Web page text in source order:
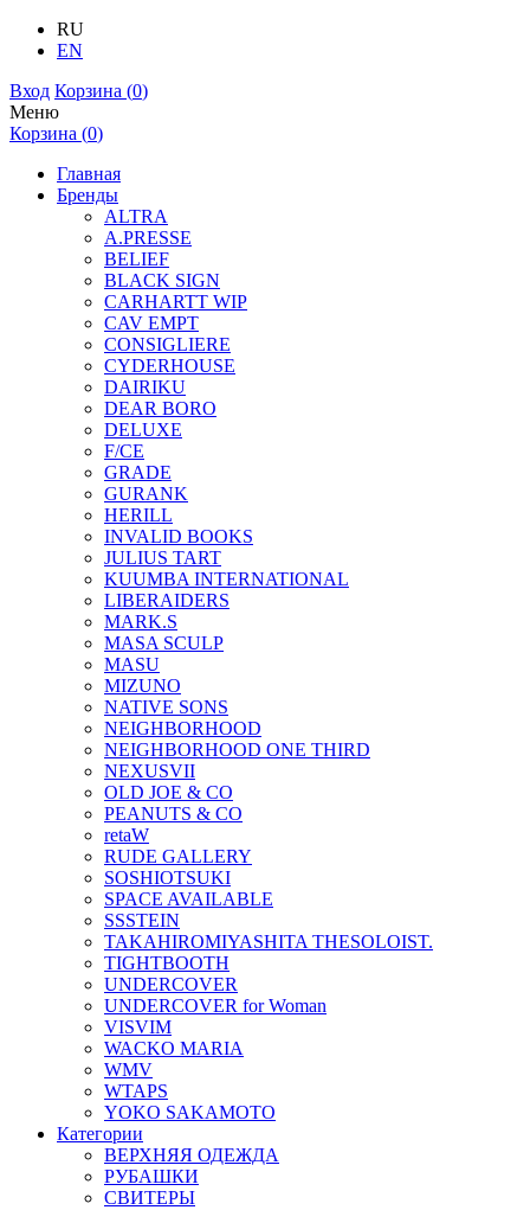
RU
EN
Вход Корзина (0)
Меню
Корзина (0)
Главная
Бренды
ALTRA
A.PRESSE
BELIEF
BLACK SIGN
CARHARTT WIP
CAV EMPT
CONSIGLIERE
CYDERHOUSE
DAIRIKU
DEAR BORO
DELUXE
F/CE
GRADE
GURANK
HERILL
INVALID BOOKS
JULIUS TART
KUUMBA INTERNATIONAL
LIBERAIDERS
MARK.S
MASA SCULP
MASU
MIZUNO
NATIVE SONS
NEIGHBORHOOD
NEIGHBORHOOD ONE THIRD
NEXUSVII
OLD JOE & CO
PEANUTS & CO
retaW
RUDE GALLERY
SOSHIOTSUKI
SPACE AVAILABLE
SSSTEIN
TAKAHIROMIYASHITA THESOLOIST.
TIGHTBOOTH
UNDERCOVER
UNDERCOVER for Woman
VISVIM
WACKO MARIA
WMV
WTAPS
YOKO SAKAMOTO
Категории
ВЕРХНЯЯ ОДЕЖДА
РУБАШКИ
СВИТЕРЫ